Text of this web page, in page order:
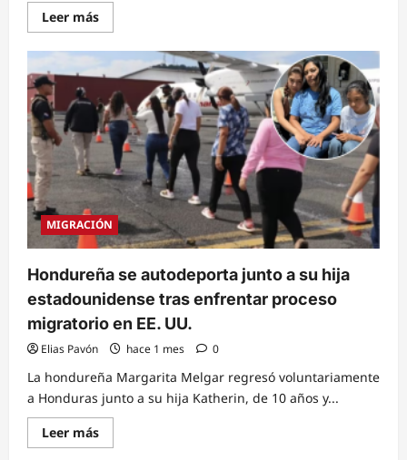
Leer másRead
more
Suprema
Corte
de
EE.
UU.
cierra
apelaciones
al
TPS
y
CONADEH
insta
hondureñas
a
registrar
sus
hijos
para
la
doble
nacionalidad
MIGRACIÓN
Hondureña se autodeporta junto a su hija
estadounidense tras enfrentar proceso
migratorio en EE. UU.
Elias Pavón hace 1 mes 0
La hondureña Margarita Melgar regresó voluntariamente
a Honduras junto a su hija Katherin, de 10 años y...
Leer másRead
more